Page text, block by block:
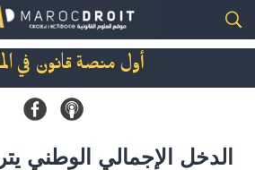
أول منصة قانون في
الدخل الإجمالي الوطني